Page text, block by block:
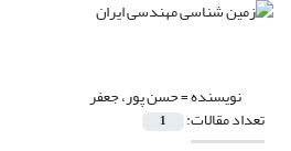
نویسنده =حسن پور، جعفر
تعداد مقالات: 1